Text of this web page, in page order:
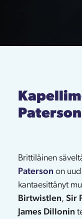
Paterson
Brittiläinen
Paterson on
kantaesittänyt
Birtwistlen, Sir
James Dillonin